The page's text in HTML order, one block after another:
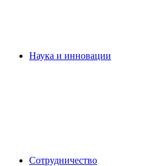
Наука и инновации
Сотрудничество